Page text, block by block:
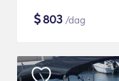
$803 /dag